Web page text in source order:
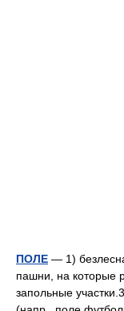
ПОЛЕ — 1)
пашни, на которые
запольные